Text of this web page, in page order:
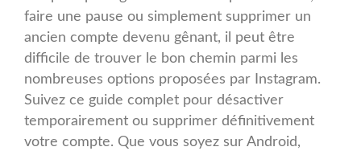
faire une pause ou simplement supprimer un
ancien compte devenu gênant, il peut être
difficile de trouver le bon chemin parmi les
nombreuses options proposées par Instagram.
Suivez ce guide complet pour désactiver
temporairement ou supprimer définitivement
votre compte. Que vous soyez sur Android,